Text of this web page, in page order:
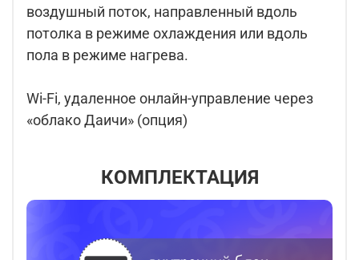
воздушный поток, направленный вдоль
потолка в режиме охлаждения или вдоль
пола в режиме нагрева.
Wi-Fi, удаленное онлайн-управление через
«облако Даичи» (опция)
КОМПЛЕКТАЦИЯ